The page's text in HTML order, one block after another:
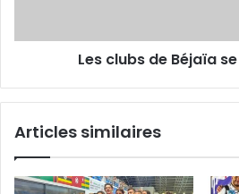
Les clubs de Béjaïa
Articles similaires